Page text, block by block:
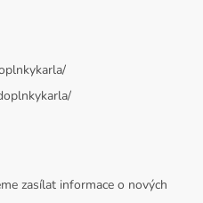
zasílat informace o nových